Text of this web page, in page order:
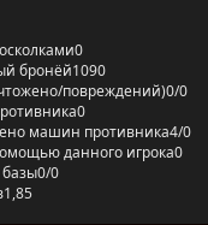
0
бронёй1090
повреждений)0/0
0
машин противника4/0
данного игрока0
0/0
1,85